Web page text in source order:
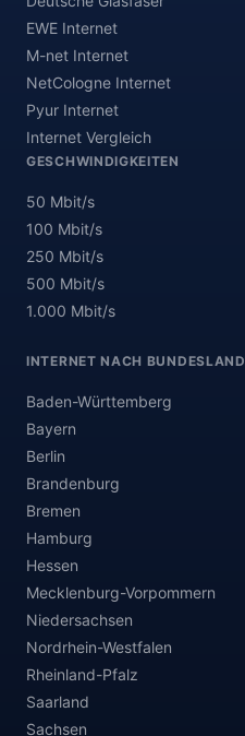
EWE Internet
M-net Internet
NetCologne Internet
Pyur Internet
Internet Vergleich
GESCHWINDIGKEITEN
50 Mbit/s
100 Mbit/s
250 Mbit/s
500 Mbit/s
1.000 Mbit/s
INTERNET NACH BUNDESLAND
Baden-Württemberg
Bayern
Berlin
Brandenburg
Bremen
Hamburg
Hessen
Mecklenburg-Vorpommern
Niedersachsen
Nordrhein-Westfalen
Rheinland-Pfalz
Saarland
Sachsen